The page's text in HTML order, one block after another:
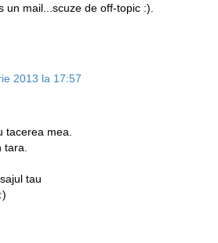
un mail...scuze de off-topic :).
2013 la 17:57
tacerea mea.
tau